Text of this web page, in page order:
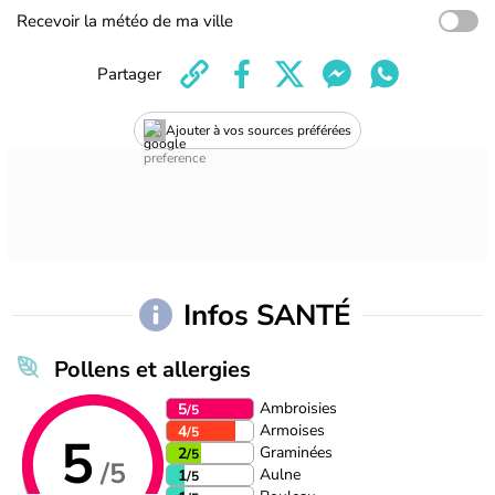
Recevoir la météo de ma ville
Ajouter à vos sources préférées
Partager
Infos SANTÉ
Pollens et allergies
5 /5
5/5
Ambroisies
4/5
Armoises
2/5
Graminées
1/5
Aulne